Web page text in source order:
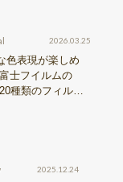
2026.03.25
色表現が楽しめ
士フイルムの
種類のフィルム
2025.12.24